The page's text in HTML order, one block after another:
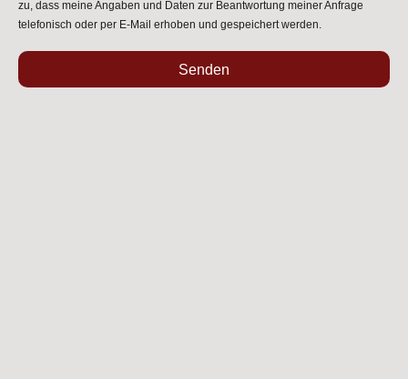
zu, dass meine Angaben und Daten zur Beantwortung meiner Anfrage
telefonisch oder per E-Mail erhoben und gespeichert werden.
Senden